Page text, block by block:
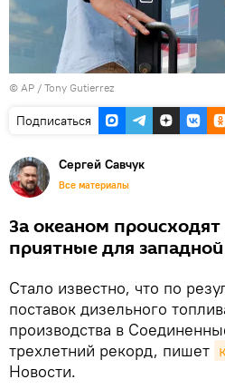
© AP / Tony Gutierrez
Подписаться
Сергей Савчук
Все материалы
За океаном
приятные для
Стало известно, что по
поставок дизельного
производства в
трехлетний рекорд, пишет
Новости.